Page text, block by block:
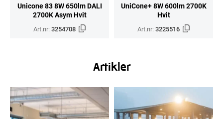
Unicone 83 8W 650lm DALI
2700K Asym Hvit
Art.nr:3254708
UniCone+ 8W 600lm 2700K
Hvit
Art.nr:3225516
Artikler